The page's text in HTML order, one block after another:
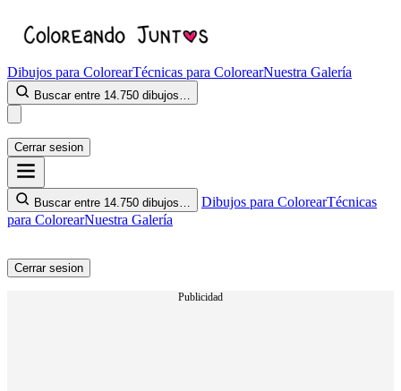
Dibujos para ColorearTécnicas para ColorearNuestra Galería
Buscar entre 14.750 dibujos…
Cerrar sesion
Buscar entre 14.750 dibujos… Dibujos para ColorearTécnicas
para ColorearNuestra Galería
Cerrar sesion
Publicidad